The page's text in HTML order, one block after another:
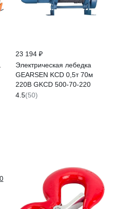
23 194 ₽
Электрическая лебедка
GEARSEN KCD 0,5т 70м
220В GKCD 500-70-220
4.5(50)